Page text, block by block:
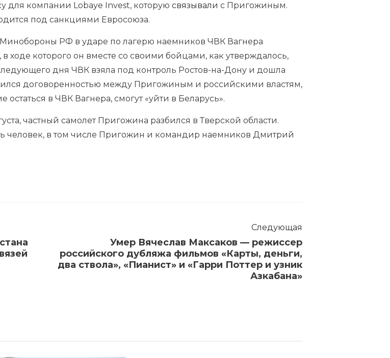
для компании Lobaye Invest, которую связывали с Пригожиным.
под санкциями Евросоюза.
РФ в ударе по лагерю наемников ЧВК Вагнера
ходе которого он вместе со своими бойцами, как утверждалось,
дня ЧВК взяла под контроль Ростов-на-Дону и дошла
договоренностью между Пригожиным и российскими властям,
в ЧВК Вагнера, смогут «уйти в Беларусь».
частный самолет Пригожина разбился в Тверской области.
человек, в том числе Пригожин и командир наемников Дмитрий
Следующая
Умер Вячеслав Максаков — режиссер
российского дубляжа фильмов «Карты, деньги,
два ствола», «Пианист» и «Гарри Поттер и узник
Азкабана»